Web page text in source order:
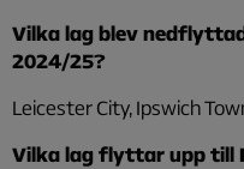
Vilka lag blev
2024/25?
Leicester City, Ipswich
Vilka lag flyttar upp till